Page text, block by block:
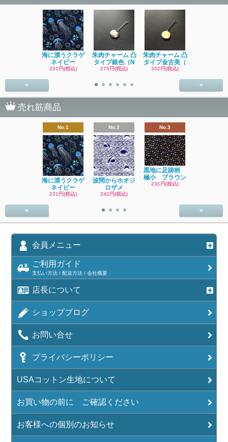
海に漂うクラゲ
ネイビー
231円(税込)
朱肉チャーム 凸
タイプ銀色（N
275円(税込)
朱肉チャーム 凸
タイプ金古美（
352円(税込)
< >
売れ筋商品
No.1
海に漂うクラゲ
ネイビー
231円(税込)
No.2
波間からホオジ
ロザメ
242円(税込)
No.3
黒地に足跡柄
極小 ブラウン
231円(税込)
< >
会員メニュー
ご利用ガイド
支払い方法 / 配送方法 / 会社概要
店長について
ショップブログ
お問い合せ
プライバシーポリシー
USAコットン生地について
お買い物の前に ご確認ください
お客様への個別のお知らせ